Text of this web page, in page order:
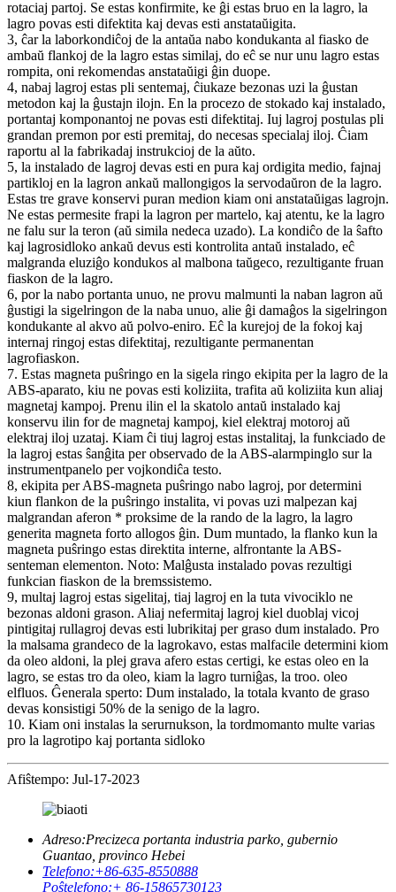
rotaciaj partoj. Se estas konfirmite, ke ĝi estas bruo en la lagro, la
lagro povas esti difektita kaj devas esti anstataŭigita.
3, ĉar la laborkondiĉoj de la antaŭa nabo kondukanta al fiasko de
ambaŭ flankoj de la lagro estas similaj, do eĉ se nur unu lagro estas
rompita, oni rekomendas anstataŭigi ĝin duope.
4, nabaj lagroj estas pli sentemaj, ĉiukaze bezonas uzi la ĝustan
metodon kaj la ĝustajn ilojn. En la procezo de stokado kaj instalado,
portantaj komponantoj ne povas esti difektitaj. Iuj lagroj postulas pli
grandan premon por esti premitaj, do necesas specialaj iloj. Ĉiam
raportu al la fabrikadaj instrukcioj de la aŭto.
5, la instalado de lagroj devas esti en pura kaj ordigita medio, fajnaj
partikloj en la lagron ankaŭ mallongigos la servodaŭron de la lagro.
Estas tre grave konservi puran medion kiam oni anstataŭigas lagrojn.
Ne estas permesite frapi la lagron per martelo, kaj atentu, ke la lagro
ne falu sur la teron (aŭ simila nedeca uzado). La kondiĉo de la ŝafto
kaj lagrosidloko ankaŭ devus esti kontrolita antaŭ instalado, eĉ
malgranda eluziĝo kondukos al malbona taŭgeco, rezultigante fruan
fiaskon de la lagro.
6, por la nabo portanta unuo, ne provu malmunti la naban lagron aŭ
ĝustigi la sigelringon de la naba unuo, alie ĝi damaĝos la sigelringon
kondukante al akvo aŭ polvo-eniro. Eĉ la kurejoj de la fokoj kaj
internaj ringoj estas difektitaj, rezultigante permanentan
lagrofiaskon.
7. Estas magneta puŝringo en la sigela ringo ekipita per la lagro de la
ABS-aparato, kiu ne povas esti koliziita, trafita aŭ koliziita kun aliaj
magnetaj kampoj. Prenu ilin el la skatolo antaŭ instalado kaj
konservu ilin for de magnetaj kampoj, kiel elektraj motoroj aŭ
elektraj iloj uzataj. Kiam ĉi tiuj lagroj estas instalitaj, la funkciado de
la lagroj estas ŝanĝita per observado de la ABS-alarmpinglo sur la
instrumentpanelo per vojkondiĉa testo.
8, ekipita per ABS-magneta puŝringo nabo lagroj, por determini
kiun flankon de la puŝringo instalita, vi povas uzi malpezan kaj
malgrandan aferon * proksime de la rando de la lagro, la lagro
generita magneta forto allogos ĝin. Dum muntado, la flanko kun la
magneta puŝringo estas direktita interne, alfrontante la ABS-
senteman elementon. Noto: Malĝusta instalado povas rezultigi
funkcian fiaskon de la bremssistemo.
9, multaj lagroj estas sigelitaj, tiaj lagroj en la tuta vivociklo ne
bezonas aldoni grason. Aliaj nefermitaj lagroj kiel duoblaj vicoj
pintigitaj rullagroj devas esti lubrikitaj per graso dum instalado. Pro
la malsama grandeco de la lagrokavo, estas malfacile determini kiom
da oleo aldoni, la plej grava afero estas certigi, ke estas oleo en la
lagro, se estas tro da oleo, kiam la lagro turniĝas, la troo. oleo
elfluos. Ĝenerala sperto: Dum instalado, la totala kvanto de graso
devas konsistigi 50% de la senigo de la lagro.
10. Kiam oni instalas la serurnukson, la tordmomanto multe varias
pro la lagrotipo kaj portanta sidloko
Afiŝtempo: Jul-17-2023
Adreso:Precizeca portanta industria parko, gubernio
Guantao, provinco Hebei
Telefono:+86-635-8550888
Poŝtelefono:+ 86-15865730123